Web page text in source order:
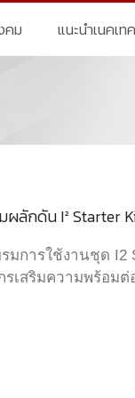
คม แนะนำเนคเทค
ผลักดัน I² Starter
การใช้งานชุด I2
เสริมความพร้อม